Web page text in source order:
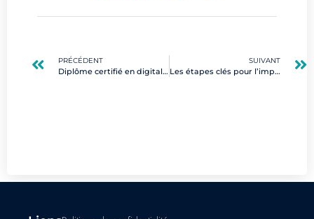
PRÉCÉDENT
Diplôme certifié en digital : un tremplin vers une carrière réussie
SUIVANT
Les étapes clés pour l’implémentation ISO 27001 dans le digital